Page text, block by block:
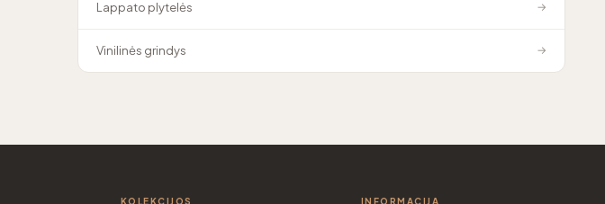
Lappato plytelės →
Vinilinės grindys →
KOLEKCIJOS INFORMACIJA